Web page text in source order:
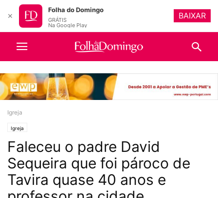
Igreja
Igreja
Faleceu o padre David
Sequeira que foi pároco de
Tavira quase 40 anos e
✕
Folha do Domingo
GRÁTIS
Na Google Play
BAIXAR